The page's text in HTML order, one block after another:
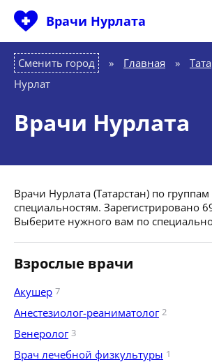
Врачи Нурлата
Сменить город Главная »
Нурлат
Врачи Нурлата
Врачи Нурлата (Татарстан) по группам
специальностям. Зарегистрировано
Выберите нужного вам по
Взрослые врачи
Акушер 7
Анестезиолог-реаниматолог 2
Венеролог 3
Врач лечебной физкультуры 1